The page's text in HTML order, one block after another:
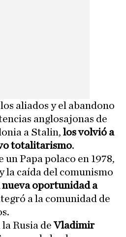
aliados y el abandono
anglosajonas de
a Stalin, los volvió a
totalitarismo.
Papa polaco en 1978,
la caída del comunismo
nueva oportunidad a
a la comunidad de
Rusia deVladimir